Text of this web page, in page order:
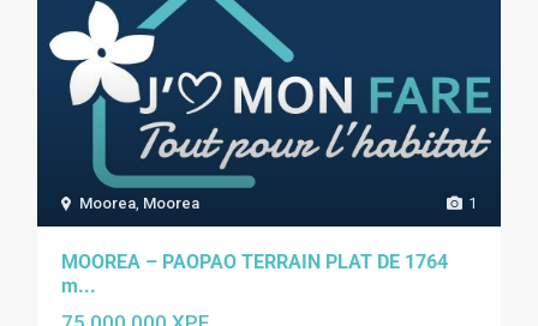
1
Moorea, Moorea
MOOREA – PAOPAO TERRAIN PLAT DE 1764
m...